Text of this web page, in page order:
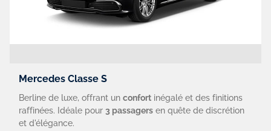
Mercedes Classe S
Berline de luxe, offrant un confortinégalé et des finitions
raffinées. Idéale pour 3 passagersen quête de discrétion
et d'élégance.